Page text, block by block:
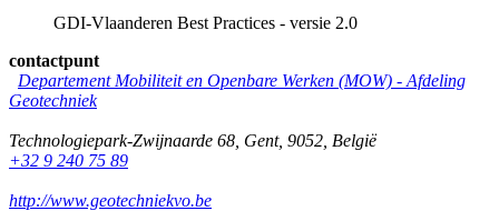
GDI-Vlaanderen Best Practices - versie 2.0
contactpunt
Departement Mobiliteit en Openbare Werken (MOW) - Afdeling
Geotechniek
Technologiepark-Zwijnaarde 68 Gent, 9052 België
+32 9 240 75 89
http://www.geotechniekvo.be